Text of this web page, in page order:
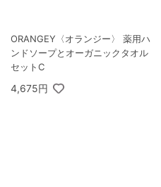
ORANGEY〈オランジー〉 薬用ハ
ンドソープとオーガニックタオル
セットC
4,675円